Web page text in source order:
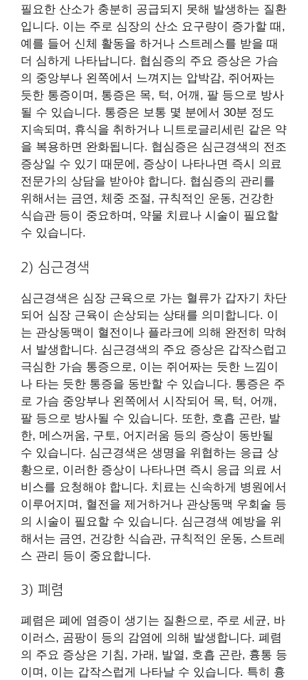
필요한 산소가 충분히 공급되지 못해 발생하는 질환
입니다. 이는 주로 심장의 산소 요구량이 증가할 때,
예를 들어 신체 활동을 하거나 스트레스를 받을 때
더 심하게 나타납니다. 협심증의 주요 증상은 가슴
의 중앙부나 왼쪽에서 느껴지는 압박감, 쥐어짜는
듯한 통증이며, 통증은 목, 턱, 어깨, 팔 등으로 방사
될 수 있습니다. 통증은 보통 몇 분에서 30분 정도
지속되며, 휴식을 취하거나 니트로글리세린 같은 약
을 복용하면 완화됩니다. 협심증은 심근경색의 전조
증상일 수 있기 때문에, 증상이 나타나면 즉시 의료
전문가의 상담을 받아야 합니다. 협심증의 관리를
위해서는 금연, 체중 조절, 규칙적인 운동, 건강한
식습관 등이 중요하며, 약물 치료나 시술이 필요할
수 있습니다.
2) 심근경색
심근경색은 심장 근육으로 가는 혈류가 갑자기 차단
되어 심장 근육이 손상되는 상태를 의미합니다. 이
는 관상동맥이 혈전이나 플라크에 의해 완전히 막혀
서 발생합니다. 심근경색의 주요 증상은 갑작스럽고
극심한 가슴 통증으로, 이는 쥐어짜는 듯한 느낌이
나 타는 듯한 통증을 동반할 수 있습니다. 통증은 주
로 가슴 중앙부나 왼쪽에서 시작되어 목, 턱, 어깨,
팔 등으로 방사될 수 있습니다. 또한, 호흡 곤란, 발
한, 메스꺼움, 구토, 어지러움 등의 증상이 동반될
수 있습니다. 심근경색은 생명을 위협하는 응급 상
황으로, 이러한 증상이 나타나면 즉시 응급 의료 서
비스를 요청해야 합니다. 치료는 신속하게 병원에서
이루어지며, 혈전을 제거하거나 관상동맥 우회술 등
의 시술이 필요할 수 있습니다. 심근경색 예방을 위
해서는 금연, 건강한 식습관, 규칙적인 운동, 스트레
스 관리 등이 중요합니다.
3) 폐렴
폐렴은 폐에 염증이 생기는 질환으로, 주로 세균, 바
이러스, 곰팡이 등의 감염에 의해 발생합니다. 폐렴
의 주요 증상은 기침, 가래, 발열, 호흡 곤란, 흉통 등
이며, 이는 갑작스럽게 나타날 수 있습니다. 특히 흉